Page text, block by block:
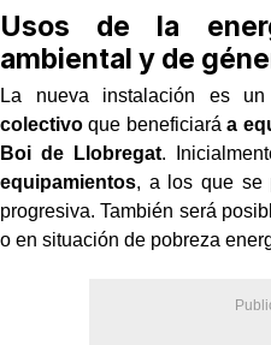
Usos de la
ambiental y de
La nueva instalación es un
colectivo que beneficiaráa
Boi de Llobregat.
equipamientos, a los que se
progresiva. También será
o en situación de pobreza